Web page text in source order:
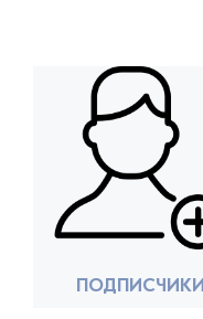
ПОДПИСЧИКИ